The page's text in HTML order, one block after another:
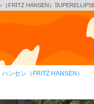
（FRITZ HANSEN）
ンセン（FRITZ HANSEN）